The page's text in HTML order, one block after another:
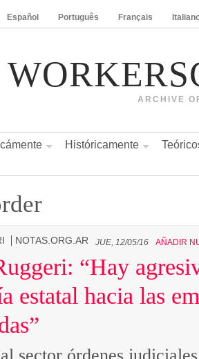
Español Português Français
ARCHIVE
Históricamente
NOTAS.ORG.AR JUE, 12/05/16 AÑADIR
“Hay
estatal hacia las